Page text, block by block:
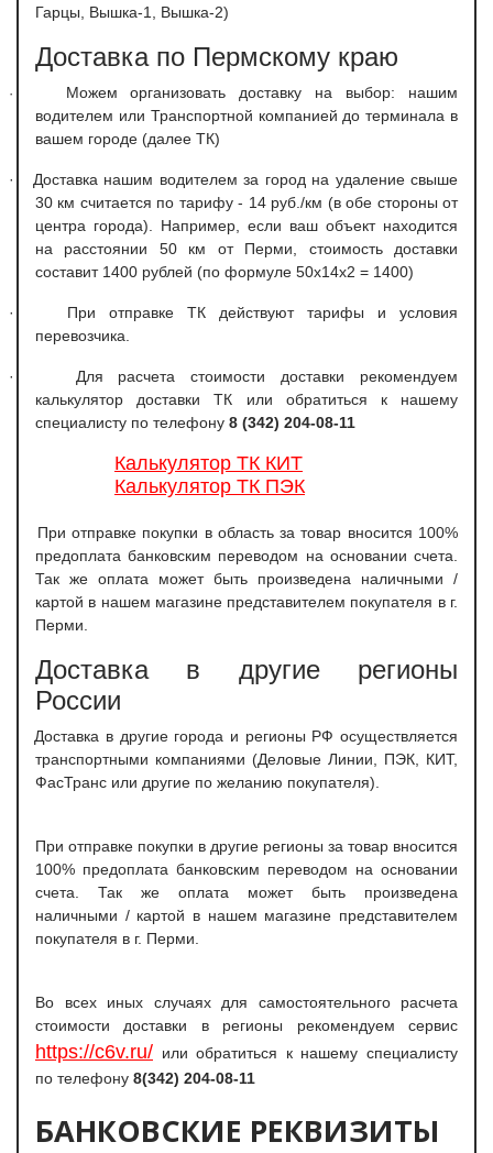
Гарцы, Вышка-1, Вышка-2)
Доставка по Пермскому краю
·
Можем организовать доставку на выбор: нашим
водителем или Транспортной компанией до терминала в
вашем городе (далее ТК)
·
Доставка нашим водителем за город на удаление свыше
30 км считается по тарифу - 14 руб./км (в обе стороны от
центра города). Например, если ваш объект находится
на расстоянии 50 км от Перми, стоимость доставки
составит 1400 рублей (по формуле 50х14х2 = 1400)
·
При отправке ТК действуют тарифы и условия
перевозчика.
·
Для расчета стоимости доставки рекомендуем
калькулятор доставки ТК или обратиться к нашему
специалисту по телефону 8 (342) 204-08-11
Калькулятор ТК КИТ
Калькулятор ТК ПЭК
При отправке покупки в область за товар вносится 100%
предоплата банковским переводом на основании счета.
Так же оплата может быть произведена наличными /
картой в нашем магазине представителем покупателя в г.
Перми.
Доставка в другие регионы
России
Доставка в другие города и регионы РФ осуществляется
транспортными компаниями (Деловые Линии, ПЭК, КИТ,
ФасТранс или другие по желанию покупателя).
При отправке покупки в другие регионы за товар вносится
100% предоплата банковским переводом на основании
счета. Так же оплата может быть произведена
наличными / картой в нашем магазине представителем
покупателя в г. Перми.
Во всех иных случаях для самостоятельного расчета
стоимости доставки в регионы рекомендуем сервис
https://c6v.ru/ или обратиться к нашему специалисту
по телефону 8(342) 204-08-11
БАНКОВСКИЕ РЕКВИЗИТЫ